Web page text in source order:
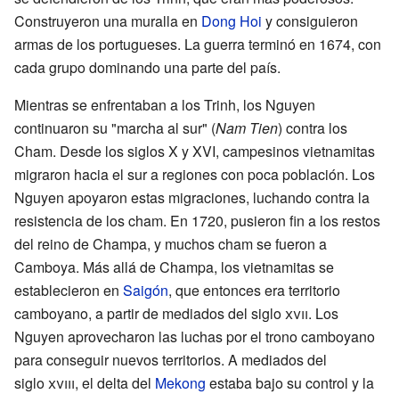
Construyeron una muralla en Dong Hoi y consiguieron
armas de los portugueses. La guerra terminó en 1674, con
cada grupo dominando una parte del país.
Mientras se enfrentaban a los Trinh, los Nguyen
continuaron su "marcha al sur" (Nam Tien) contra los
Cham. Desde los siglos X y XVI, campesinos vietnamitas
migraron hacia el sur a regiones con poca población. Los
Nguyen apoyaron estas migraciones, luchando contra la
resistencia de los cham. En 1720, pusieron fin a los restos
del reino de Champa, y muchos cham se fueron a
Camboya. Más allá de Champa, los vietnamitas se
establecieron en Saigón, que entonces era territorio
camboyano, a partir de mediados del sigloxvii. Los
Nguyen aprovecharon las luchas por el trono camboyano
para conseguir nuevos territorios. A mediados del
sigloxviii, el delta del Mekong estaba bajo su control y la